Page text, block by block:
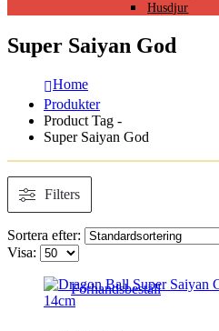
Husdjur
Super Saiyan God
Home
Produkter
Product Tag -
Super Saiyan God
Filters
Sortera efter:
Visa:
Förhandsbeställ